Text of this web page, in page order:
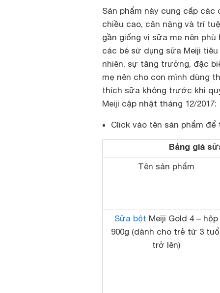
Sản phẩm này cung cấp
chiều cao, cân nặng và trí
gần giống vị sữa mẹ nên
các bé sử dụng sữa Meiji
nhiên, sự tăng trưởng, đặc
mẹ nên cho con mình dùng
thích sữa không trước khi
Meiji cập nhật tháng 12/2017:
Click vào tên sản phẩm
Bảng giá
Tên sản phẩm
Sữa bột Meiji Gold 4 – hộp
900g (dành cho trẻ từ 3
trở lên)